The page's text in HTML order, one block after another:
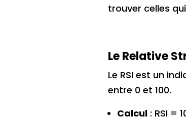
trouver celles
Le Relative
Le RSI est un
entre 0 et 100.
Calcul : RSI =